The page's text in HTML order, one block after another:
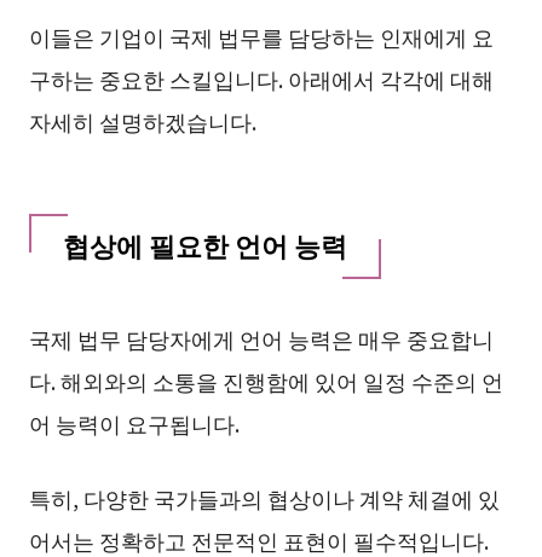
이들은 기업이 국제 법무를 담당하는 인재에게 요
구하는 중요한 스킬입니다. 아래에서 각각에 대해
자세히 설명하겠습니다.
협상에 필요한 언어 능력
국제 법무 담당자에게 언어 능력은 매우 중요합니
다. 해외와의 소통을 진행함에 있어 일정 수준의 언
어 능력이 요구됩니다.
특히, 다양한 국가들과의 협상이나 계약 체결에 있
어서는 정확하고 전문적인 표현이 필수적입니다.